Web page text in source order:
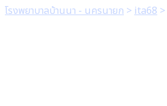
โรงพยาบาลบ้านนา - นครนายก > ita68 >